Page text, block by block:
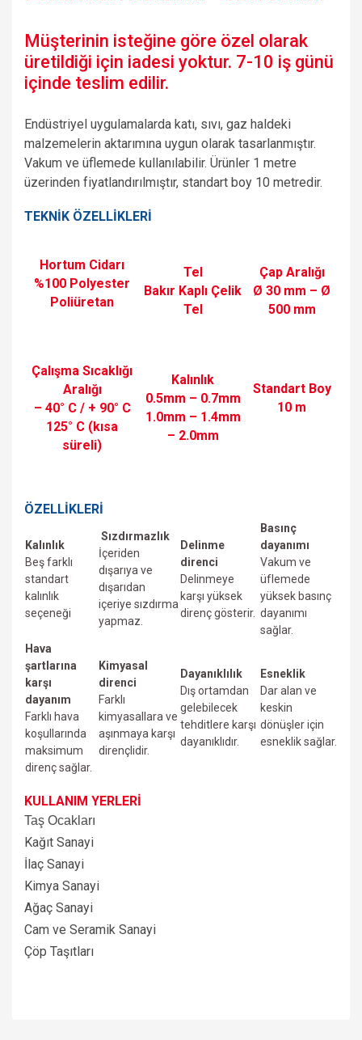
Müşterinin isteğine göre özel olarak
üretildiği için iadesi yoktur. 7-10 iş günü
içinde teslim edilir.
Endüstriyel uygulamalarda katı, sıvı, gaz haldeki
malzemelerin aktarımına uygun olarak tasarlanmıştır.
Vakum ve üflemede kullanılabilir. Ürünler 1 metre
üzerinden fiyatlandırılmıştır, standart boy 10 metredir.
TEKNİK ÖZELLİKLERİ
Hortum Cidarı
%100 Polyester
Poliüretan
Tel
Bakır Kaplı Çelik
Tel
Çap Aralığı
Ø 30 mm – Ø
500 mm
Çalışma Sıcaklığı
Aralığı
– 40° C / + 90° C
125° C (kısa
süreli)
Kalınlık
0.5mm – 0.7mm
1.0mm – 1.4mm
– 2.0mm
Standart Boy
10 m
ÖZELLİKLERİ
Kalınlık
Beş farklı
standart
kalınlık
seçeneği
Sızdırmazlık
İçeriden
dışarıya ve
dışarıdan
içeriye sızdırma
yapmaz.
Delinme
direnci
Delinmeye
karşı yüksek
direnç gösterir.
Basınç
dayanımı
Vakum ve
üfIemede
yüksek basınç
dayanımı
sağlar.
Hava
şartlarına
karşı
dayanım
Farklı hava
koşullarında
maksimum
direnç sağlar.
Kimyasal
direnci
Farklı
kimyasallara ve
aşınmaya karşı
dirençlidir.
Dayanıklılık
Dış ortamdan
gelebilecek
tehditlere karşı
dayanıklıdır.
Esneklik
Dar alan ve
keskin
dönüşler için
esneklik sağlar.
KULLANIM YERLERİ
Taş Ocakları
Kağıt Sanayi
İlaç Sanayi
Kimya Sanayi
Ağaç Sanayi
Cam ve Seramik Sanayi
Çöp Taşıtları